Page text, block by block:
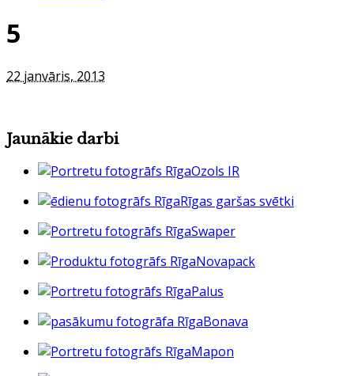
5
22 janvāris, 2013
Jaunākie darbi
Ozols IR
Rīgas garšas svētki
Swaper
Novapack
Palus
Bonava
Mapon